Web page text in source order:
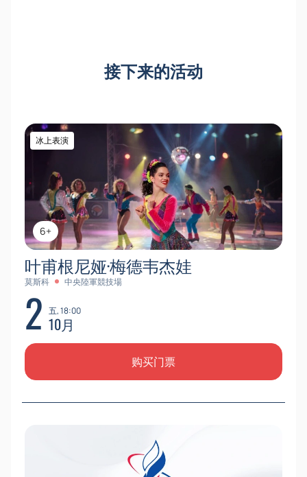
接下来的活动
6+
冰上表演
叶甫根尼娅·梅德韦杰娃
莫斯科 中央陸軍競技場
2 五, 18:00
10月
购买门票